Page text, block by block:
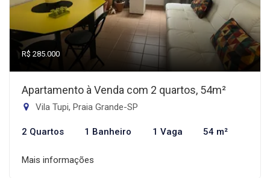
R$ 285.000
Apartamento à Venda com 2 quartos, 54m²
Vila Tupi, Praia Grande-SP
2 Quartos 1 Banheiro 1 Vaga 54 m²
Mais informações